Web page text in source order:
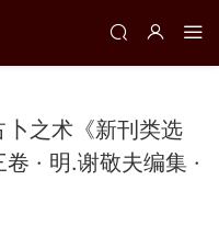
之术《新刊类选
· 明.谢敬夫编集 ·